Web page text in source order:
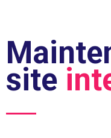
site